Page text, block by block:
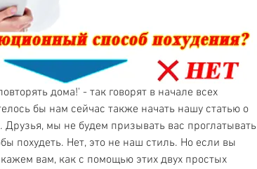
дома!' - так говорят в начале всех
бы нам сейчас также начать нашу статью о
Друзья, мы не будем призывать вас проглатывать
похудеть. Нет, это не наш стиль. Но если вы
вам, как с помощью этих двух простых